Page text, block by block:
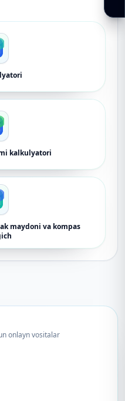
kalkulyatori
maydoni va kompas
onlayn vositalar